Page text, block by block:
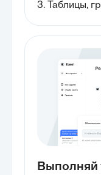
3. Таблицы,
Выполняй